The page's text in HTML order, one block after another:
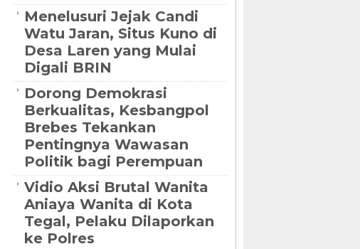
Menelusuri Jejak Candi
Watu Jaran, Situs Kuno di
Desa Laren yang Mulai
Digali BRIN
Dorong Demokrasi
Berkualitas, Kesbangpol
Brebes Tekankan
Pentingnya Wawasan
Politik bagi Perempuan
Vidio Aksi Brutal Wanita
Aniaya Wanita di Kota
Tegal, Pelaku Dilaporkan
ke Polres